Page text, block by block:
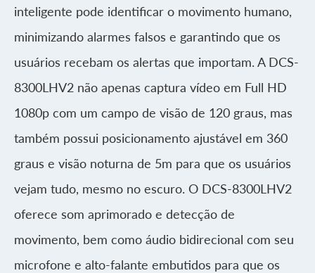
inteligente pode identificar o movimento humano,
minimizando alarmes falsos e garantindo que os
usuários recebam os alertas que importam. A DCS-
8300LHV2 não apenas captura vídeo em Full HD
1080p com um campo de visão de 120 graus, mas
também possui posicionamento ajustável em 360
graus e visão noturna de 5m para que os usuários
vejam tudo, mesmo no escuro. O DCS-8300LHV2
oferece som aprimorado e detecção de
movimento, bem como áudio bidirecional com seu
microfone e alto-falante embutidos para que os